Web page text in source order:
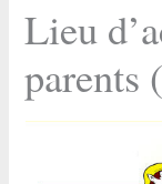
Lieu
parents